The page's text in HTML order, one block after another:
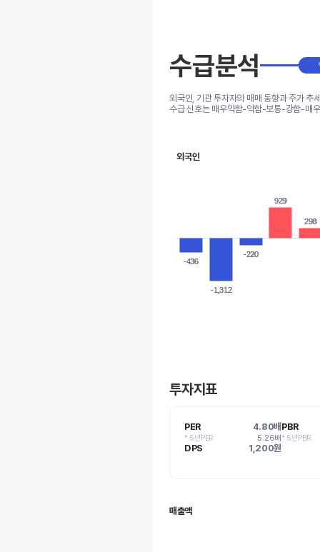
수급분석
외국인, 기관 투자자의 매매 동향과 주가 추
수급 신호는 매우약함-약함-보통-강함-매
외국인
-436
-436
-1,312
-1,312
-220
-220
929
929
298
298
투자지표
PER 4.80배
* 5년PER 5.26배
PBR
* 5년PBR
DPS 1,200원
매출액